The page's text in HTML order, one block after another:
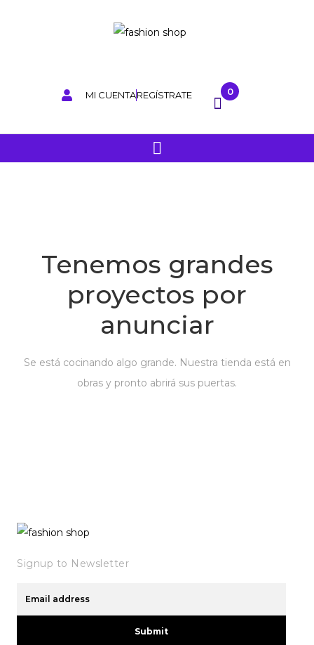
MI CUENTAREGÍSTRATE 0
Tenemos grandes
proyectos por
anunciar
Se está cocinando algo grande. Nuestra tienda está en
obras y pronto abrirá sus puertas.
Signup to Newsletter
Submit